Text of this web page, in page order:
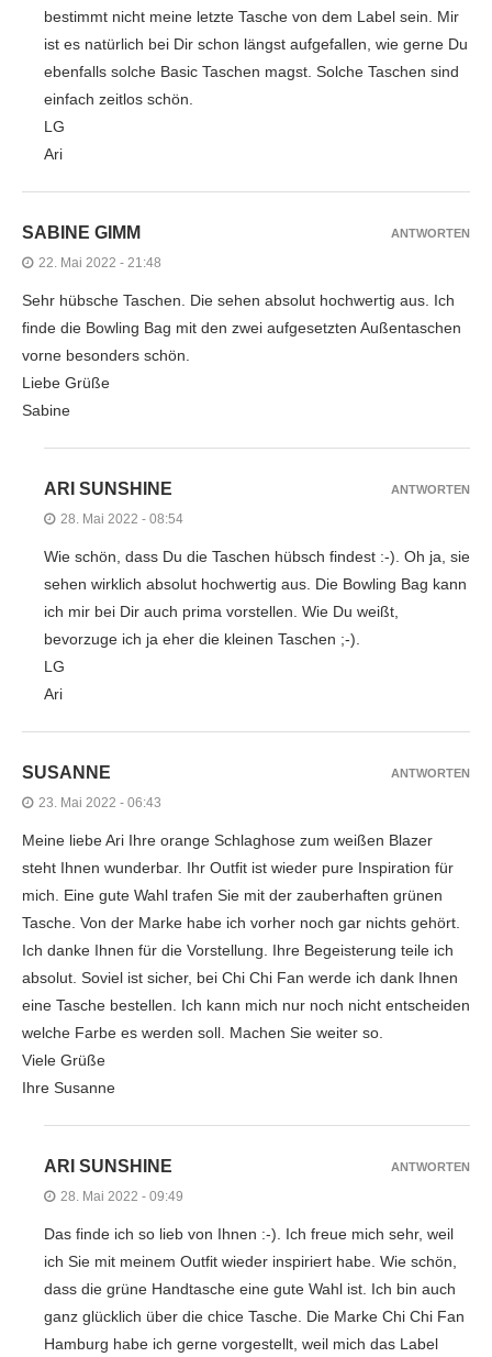
bestimmt nicht meine letzte Tasche von dem Label sein. Mir
ist es natürlich bei Dir schon längst aufgefallen, wie gerne Du
ebenfalls solche Basic Taschen magst. Solche Taschen sind
einfach zeitlos schön.
LG
Ari
SABINE GIMM
22. Mai 2022 - 21:48
Sehr hübsche Taschen. Die sehen absolut hochwertig aus. Ich
finde die Bowling Bag mit den zwei aufgesetzten Außentaschen
vorne besonders schön.
Liebe Grüße
Sabine
ANTWORTEN
ARI SUNSHINE
28. Mai 2022 - 08:54
Wie schön, dass Du die Taschen hübsch findest :-). Oh ja, sie
sehen wirklich absolut hochwertig aus. Die Bowling Bag kann
ich mir bei Dir auch prima vorstellen. Wie Du weißt,
bevorzuge ich ja eher die kleinen Taschen ;-).
LG
Ari
ANTWORTEN
SUSANNE
23. Mai 2022 - 06:43
Meine liebe Ari Ihre orange Schlaghose zum weißen Blazer
steht Ihnen wunderbar. Ihr Outfit ist wieder pure Inspiration für
mich. Eine gute Wahl trafen Sie mit der zauberhaften grünen
Tasche. Von der Marke habe ich vorher noch gar nichts gehört.
Ich danke Ihnen für die Vorstellung. Ihre Begeisterung teile ich
absolut. Soviel ist sicher, bei Chi Chi Fan werde ich dank Ihnen
eine Tasche bestellen. Ich kann mich nur noch nicht entscheiden
welche Farbe es werden soll. Machen Sie weiter so.
Viele Grüße
Ihre Susanne
ANTWORTEN
ARI SUNSHINE
28. Mai 2022 - 09:49
Das finde ich so lieb von Ihnen :-). Ich freue mich sehr, weil
ich Sie mit meinem Outfit wieder inspiriert habe. Wie schön,
dass die grüne Handtasche eine gute Wahl ist. Ich bin auch
ganz glücklich über die chice Tasche. Die Marke Chi Chi Fan
Hamburg habe ich gerne vorgestellt, weil mich das Label
ANTWORTEN